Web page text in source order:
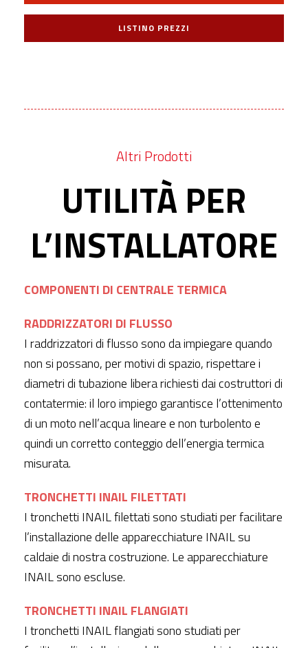
LISTINO PREZZI
Altri Prodotti
UTILITÀ PER
L’INSTALLATORE
COMPONENTI DI CENTRALE TERMICA
RADDRIZZATORI DI FLUSSO
I raddrizzatori di flusso sono da impiegare quando
non si possano, per motivi di spazio, rispettare i
diametri di tubazione libera richiesti dai costruttori di
contatermie: il loro impiego garantisce l’ottenimento
di un moto nell’acqua lineare e non turbolento e
quindi un corretto conteggio dell’energia termica
misurata.
TRONCHETTI INAIL FILETTATI
I tronchetti INAIL filettati sono studiati per facilitare
l’installazione delle apparecchiature INAIL su
caldaie di nostra costruzione. Le apparecchiature
INAIL sono escluse.
TRONCHETTI INAIL FLANGIATI
I tronchetti INAIL flangiati sono studiati per